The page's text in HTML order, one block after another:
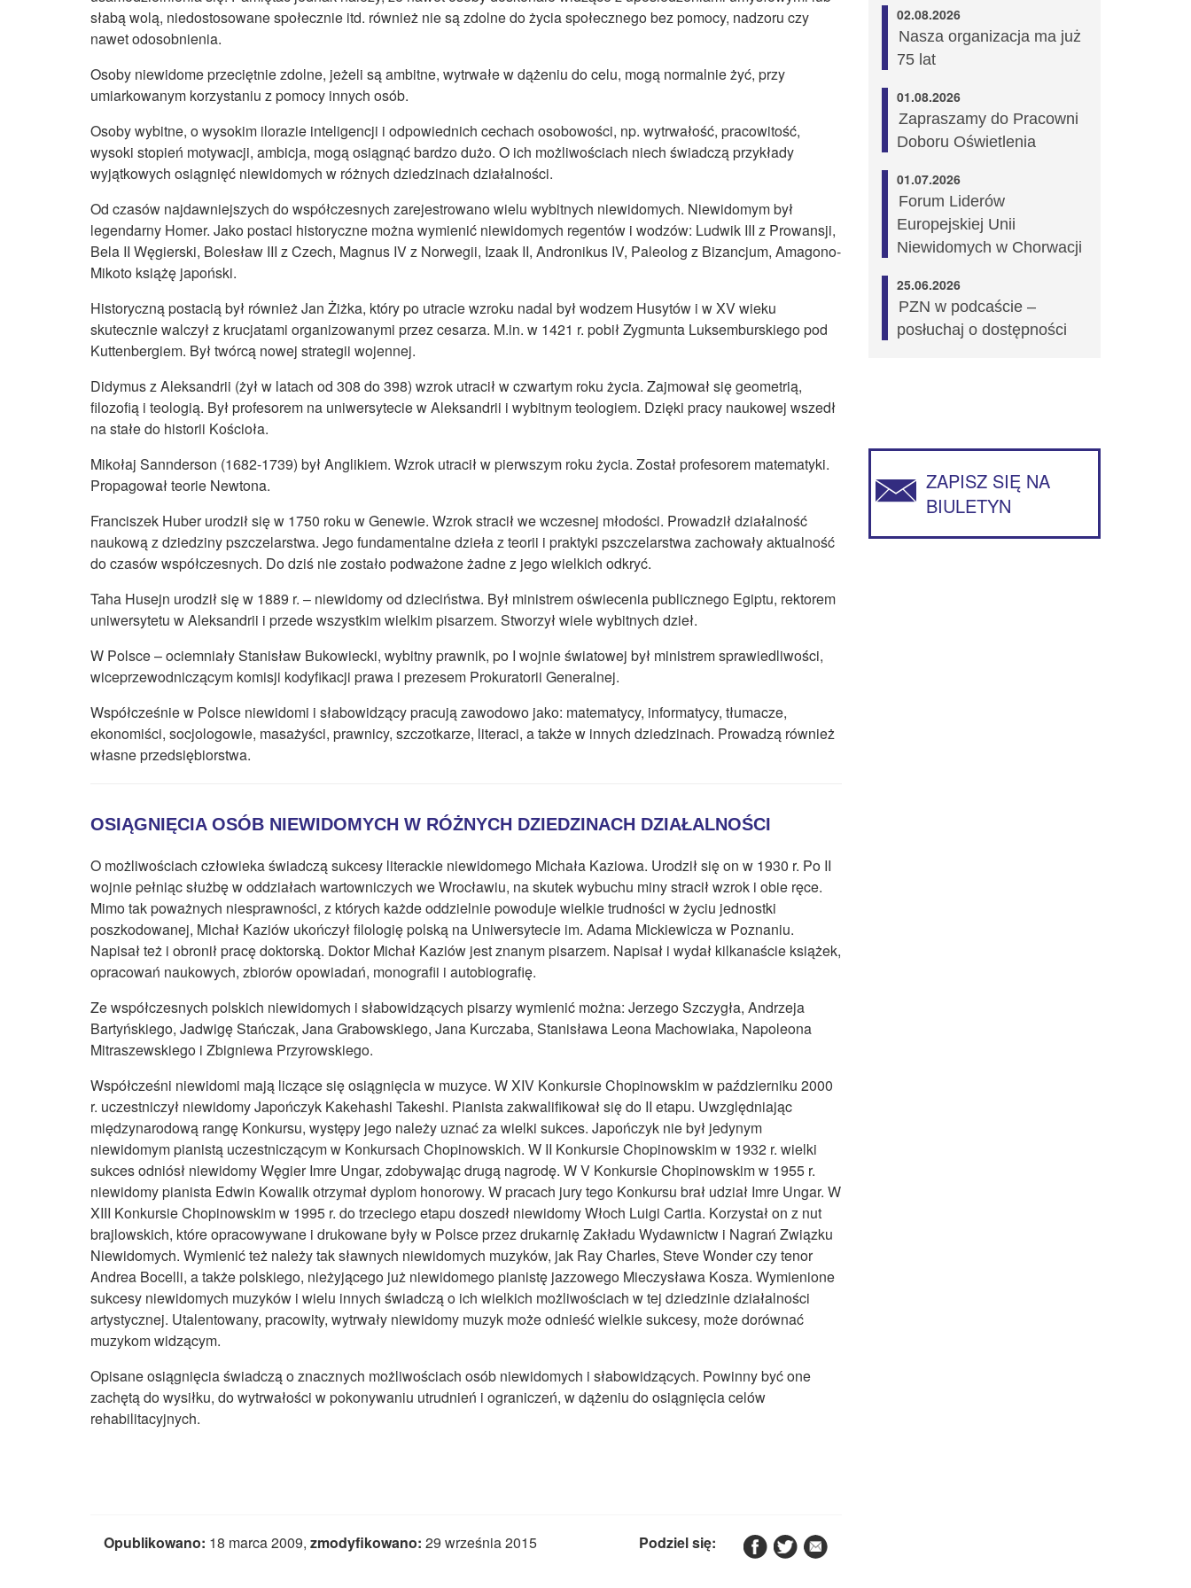
słabą wolą, niedostosowane społecznie itd. również nie są zdolne do życia społecznego bez pomocy, nadzoru czy
nawet odosobnienia.
Osoby niewidome przeciętnie zdolne, jeżeli są ambitne, wytrwałe w dążeniu do celu, mogą normalnie żyć, przy
umiarkowanym korzystaniu z pomocy innych osób.
Osoby wybitne, o wysokim ilorazie inteligencji i odpowiednich cechach osobowości, np. wytrwałość, pracowitość,
wysoki stopień motywacji, ambicja, mogą osiągnąć bardzo dużo. O ich możliwościach niech świadczą przykłady
wyjątkowych osiągnięć niewidomych w różnych dziedzinach działalności.
Od czasów najdawniejszych do współczesnych zarejestrowano wielu wybitnych niewidomych. Niewidomym był
legendarny Homer. Jako postaci historyczne można wymienić niewidomych regentów i wodzów: Ludwik III z Prowansji,
Bela II Węgierski, Bolesław III z Czech, Magnus IV z Norwegii, Izaak II, Andronikus IV, Paleolog z Bizancjum, Amagono-
Mikoto książę japoński.
Historyczną postacią był również Jan Żiżka, który po utracie wzroku nadal był wodzem Husytów i w XV wieku
skutecznie walczył z krucjatami organizowanymi przez cesarza. M.in. w 1421 r. pobił Zygmunta Luksemburskiego pod
Kuttenbergiem. Był twórcą nowej strategii wojennej.
Didymus z Aleksandrii (żył w latach od 308 do 398) wzrok utracił w czwartym roku życia. Zajmował się geometrią,
filozofią i teologią. Był profesorem na uniwersytecie w Aleksandrii i wybitnym teologiem. Dzięki pracy naukowej wszedł
na stałe do historii Kościoła.
Mikołaj Sannderson (1682-1739) był Anglikiem. Wzrok utracił w pierwszym roku życia. Został profesorem matematyki.
Propagował teorie Newtona.
Franciszek Huber urodził się w 1750 roku w Genewie. Wzrok stracił we wczesnej młodości. Prowadził działalność
naukową z dziedziny pszczelarstwa. Jego fundamentalne dzieła z teorii i praktyki pszczelarstwa zachowały aktualność
do czasów współczesnych. Do dziś nie zostało podważone żadne z jego wielkich odkryć.
Taha Husejn urodził się w 1889 r. – niewidomy od dzieciństwa. Był ministrem oświecenia publicznego Egiptu, rektorem
uniwersytetu w Aleksandrii i przede wszystkim wielkim pisarzem. Stworzył wiele wybitnych dzieł.
W Polsce – ociemniały Stanisław Bukowiecki, wybitny prawnik, po I wojnie światowej był ministrem sprawiedliwości,
wiceprzewodniczącym komisji kodyfikacji prawa i prezesem Prokuratorii Generalnej.
Współcześnie w Polsce niewidomi i słabowidzący pracują zawodowo jako: matematycy, informatycy, tłumacze,
ekonomiści, socjologowie, masażyści, prawnicy, szczotkarze, literaci, a także w innych dziedzinach. Prowadzą również
własne przedsiębiorstwa.
OSIĄGNIĘCIA OSÓB NIEWIDOMYCH W RÓŻNYCH DZIEDZINACH DZIAŁALNOŚCI
O możliwościach człowieka świadczą sukcesy literackie niewidomego Michała Kaziowa. Urodził się on w 1930 r. Po II
wojnie pełniąc służbę w oddziałach wartowniczych we Wrocławiu, na skutek wybuchu miny stracił wzrok i obie ręce.
Mimo tak poważnych niesprawności, z których każde oddzielnie powoduje wielkie trudności w życiu jednostki
poszkodowanej, Michał Kaziów ukończył filologię polską na Uniwersytecie im. Adama Mickiewicza w Poznaniu.
Napisał też i obronił pracę doktorską. Doktor Michał Kaziów jest znanym pisarzem. Napisał i wydał kilkanaście książek,
opracowań naukowych, zbiorów opowiadań, monografii i autobiografię.
Ze współczesnych polskich niewidomych i słabowidzących pisarzy wymienić można: Jerzego Szczygła, Andrzeja
Bartyńskiego, Jadwigę Stańczak, Jana Grabowskiego, Jana Kurczaba, Stanisława Leona Machowiaka, Napoleona
Mitraszewskiego i Zbigniewa Przyrowskiego.
Współcześni niewidomi mają liczące się osiągnięcia w muzyce. W XIV Konkursie Chopinowskim w październiku 2000
r. uczestniczył niewidomy Japończyk Kakehashi Takeshi. Pianista zakwalifikował się do II etapu. Uwzględniając
międzynarodową rangę Konkursu, występy jego należy uznać za wielki sukces. Japończyk nie był jedynym
niewidomym pianistą uczestniczącym w Konkursach Chopinowskich. W II Konkursie Chopinowskim w 1932 r. wielki
sukces odniósł niewidomy Węgier Imre Ungar, zdobywając drugą nagrodę. W V Konkursie Chopinowskim w 1955 r.
niewidomy pianista Edwin Kowalik otrzymał dyplom honorowy. W pracach jury tego Konkursu brał udział Imre Ungar. W
XIII Konkursie Chopinowskim w 1995 r. do trzeciego etapu doszedł niewidomy Włoch Luigi Cartia. Korzystał on z nut
brajlowskich, które opracowywane i drukowane były w Polsce przez drukarnię Zakładu Wydawnictw i Nagrań Związku
Niewidomych. Wymienić też należy tak sławnych niewidomych muzyków, jak Ray Charles, Steve Wonder czy tenor
Andrea Bocelli, a także polskiego, nieżyjącego już niewidomego pianistę jazzowego Mieczysława Kosza. Wymienione
sukcesy niewidomych muzyków i wielu innych świadczą o ich wielkich możliwościach w tej dziedzinie działalności
artystycznej. Utalentowany, pracowity, wytrwały niewidomy muzyk może odnieść wielkie sukcesy, może dorównać
muzykom widzącym.
Opisane osiągnięcia świadczą o znacznych możliwościach osób niewidomych i słabowidzących. Powinny być one
zachętą do wysiłku, do wytrwałości w pokonywaniu utrudnień i ograniczeń, w dążeniu do osiągnięcia celów
rehabilitacyjnych.
Opublikowano: 18 marca 2009, zmodyfikowano: 29 września 2015 Podziel się:
02.08.2026
Nasza organizacja ma już
75 lat
01.08.2026
Zapraszamy do Pracowni
Doboru Oświetlenia
01.07.2026
Forum Liderów
Europejskiej Unii
Niewidomych w Chorwacji
25.06.2026
PZN w podcaście –
posłuchaj o dostępności
ZAPISZ SIĘ NA
BIULETYN